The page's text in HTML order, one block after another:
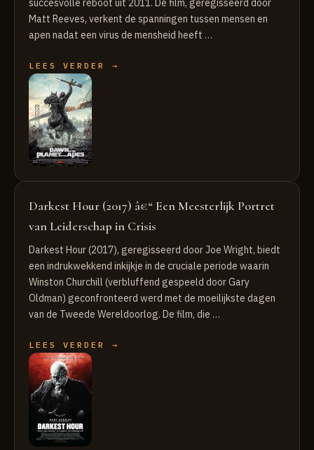
succesvolle reboot uit 2011. De film, geregisseerd door
Matt Reeves, verkent de spanningen tussen mensen en
apen nadat een virus de mensheid heeft …
LEES VERDER →
Darkest Hour (2017) â€“ Een Meesterlijk Portret
van Leiderschap in Crisis
Darkest Hour (2017), geregisseerd door Joe Wright, biedt
een indrukwekkend inkijkje in de cruciale periode waarin
Winston Churchill (verbluffend gespeeld door Gary
Oldman) geconfronteerd werd met de moeilijkste dagen
van de Tweede Wereldoorlog. De film, die …
LEES VERDER →